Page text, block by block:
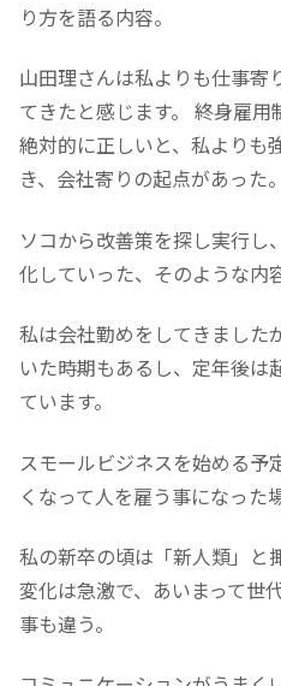
り方を語る内容。
山田理さんは私よりも仕事寄
てきたと感じます。 終身雇
絶対的に正しいと、私よりも
き、会社寄りの起点があった。
ソコから改善策を探し実行し
化していった、そのような内
私は会社勤めをしてきました
いた時期もあるし、定年後は
ています。
スモールビジネスを始める予
くなって人を雇う事になった
私の新卒の頃は「新人類」と
変化は急激で、あいまって世
事も違う。